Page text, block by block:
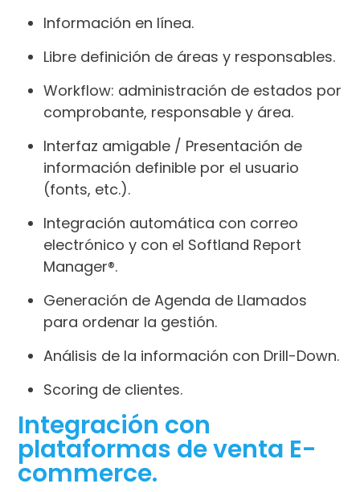
Información en línea.
Libre definición de áreas y responsables.
Workflow: administración de estados por
comprobante, responsable y área.
Interfaz amigable / Presentación de
información definible por el usuario
(fonts, etc.).
Integración automática con correo
electrónico y con el Softland Report
Manager®.
Generación de Agenda de Llamados
para ordenar la gestión.
Análisis de la información con Drill-Down.
Scoring de clientes.
Integración con
plataformas de venta E-
commerce.